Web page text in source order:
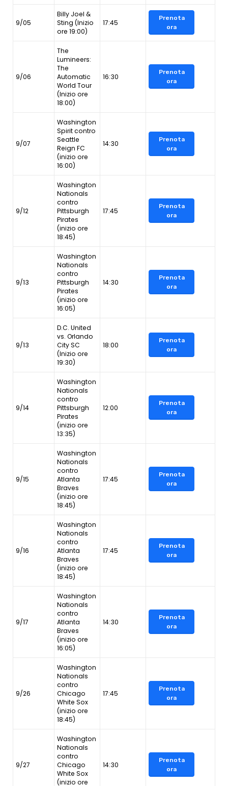
9/05
Billy Joel &
Sting (Inizio
ore 19:00)
17:45
Prenota
ora
9/06
The
Lumineers:
The
Automatic
World Tour
(Inizio ore
18:00)
16:30
Prenota
ora
9/07
Washington
Spirit contro
Seattle
Reign FC
(inizio ore
16:00)
14:30
Prenota
ora
9/12
Washington
Nationals
contro
Pittsburgh
Pirates
(inizio ore
18:45)
17:45
Prenota
ora
9/13
Washington
Nationals
contro
Pittsburgh
Pirates
(inizio ore
16:05)
14:30
Prenota
ora
9/13
D.C. United
vs. Orlando
City SC
(Inizio ore
19:30)
18:00
Prenota
ora
9/14
Washington
Nationals
contro
Pittsburgh
Pirates
(inizio ore
13:35)
12:00
Prenota
ora
9/15
Washington
Nationals
contro
Atlanta
Braves
(inizio ore
18:45)
17:45
Prenota
ora
9/16
Washington
Nationals
contro
Atlanta
Braves
(inizio ore
18:45)
17:45
Prenota
ora
9/17
Washington
Nationals
contro
Atlanta
Braves
(inizio ore
16:05)
14:30
Prenota
ora
9/26
Washington
Nationals
contro
Chicago
White Sox
(inizio ore
18:45)
17:45
Prenota
ora
9/27
Washington
Nationals
contro
Chicago
White Sox
(inizio ore
14:30
Prenota
ora